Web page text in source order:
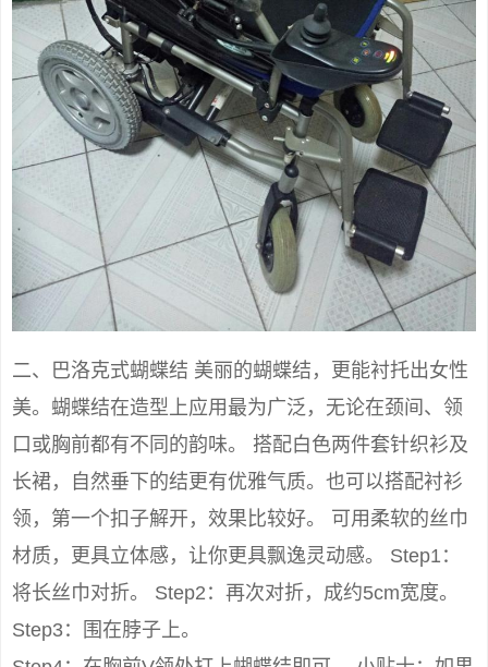
二、巴洛克式蝴蝶结 美丽的蝴蝶结，更能衬托出女性
美。蝴蝶结在造型上应用最为广泛，无论在颈间、领
口或胸前都有不同的韵味。 搭配白色两件套针织衫及
长裙，自然垂下的结更有优雅气质。也可以搭配衬衫
领，第一个扣子解开，效果比较好。 可用柔软的丝巾
材质，更具立体感，让你更具飘逸灵动感。 Step1：
将长丝巾对折。 Step2：再次对折，成约5cm宽度。
Step3：围在脖子上。